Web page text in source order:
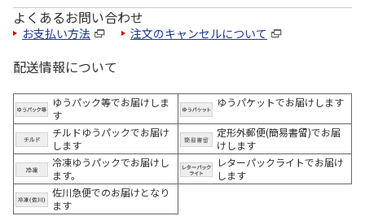
よくあるお問い合わせ
お支払い方法 注文のキャンセルについて
配送情報について
ゆうパック等でお届けしま
す
ゆうパケットでお届けします
チルドゆうパックでお届け
します
定形外郵便(簡易書留)でお届
けします
冷凍ゆうパックでお届けし
ます。
レターパックライトでお届け
します
佐川急便でのお届けとなり
ます